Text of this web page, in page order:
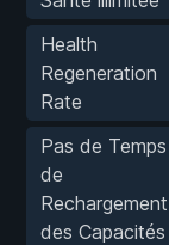
Health
Regeneration
Rate
Pas de Temps
de
Rechargement
des Capacités